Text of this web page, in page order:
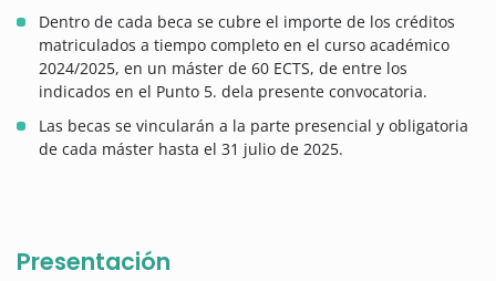
Dentro de cada beca se cubre el importe de los créditos
matriculados a tiempo completo en el curso académico
2024/2025, en un máster de 60 ECTS, de entre los
indicados en el Punto 5. dela presente convocatoria.
Las becas se vincularán a la parte presencial y obligatoria
de cada máster hasta el 31 julio de 2025.
Presentación